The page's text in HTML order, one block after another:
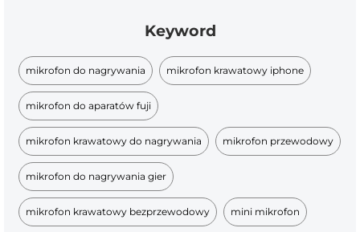
Keyword
mikrofon do nagrywania mikrofon krawatowy iphone
mikrofon do aparatów fuji
mikrofon krawatowy do nagrywania mikrofon przewodowy
mikrofon do nagrywania gier
mikrofon krawatowy bezprzewodowy mini mikrofon